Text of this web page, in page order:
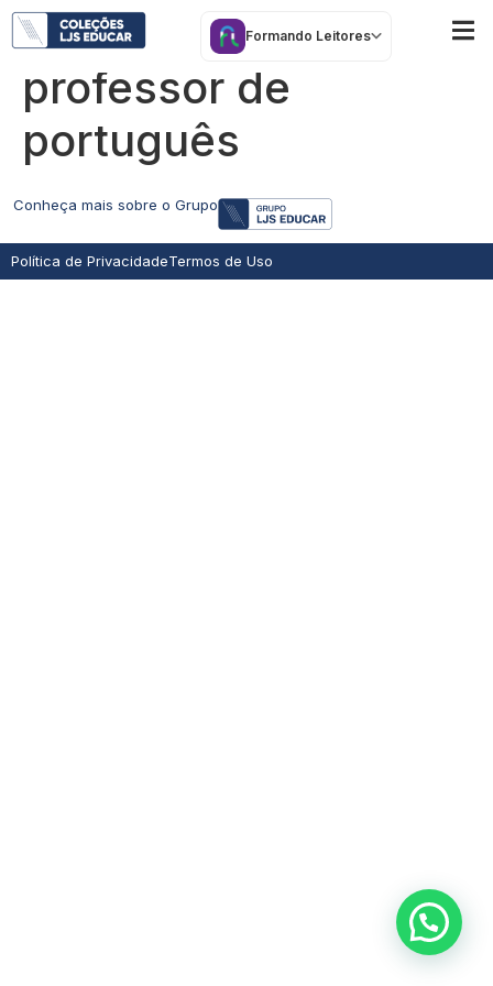
Formando Leitores
A fabulosa morte do
professor de
português
Conheça mais sobre o Grupo
Política de PrivacidadeTermos de Uso